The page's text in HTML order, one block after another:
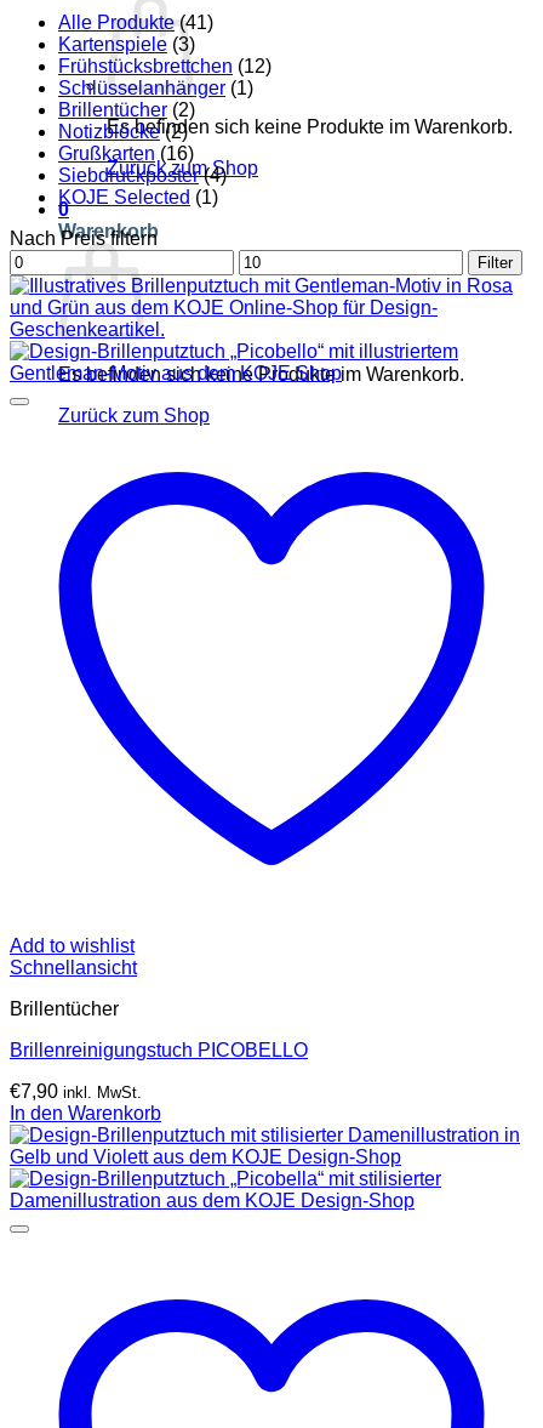
Es befinden sich keine Produkte im Warenkorb.
Zurück zum Shop
0
Warenkorb
Es befinden sich keine Produkte im Warenkorb.
Zurück zum Shop
Alle Produkte (41)
Kartenspiele (3)
Frühstücksbrettchen (12)
Schlüsselanhänger (1)
Brillentücher (2)
Notizblöcke (2)
Grußkarten (16)
Siebdruckposter (4)
KOJE Selected (1)
Nach Preis filtern
Min.
Preis
Max.
Preis
Filter
Add to wishlist
Schnellansicht
Brillentücher
Brillenreinigungstuch PICOBELLO
€7,90 inkl. MwSt.
In den Warenkorb